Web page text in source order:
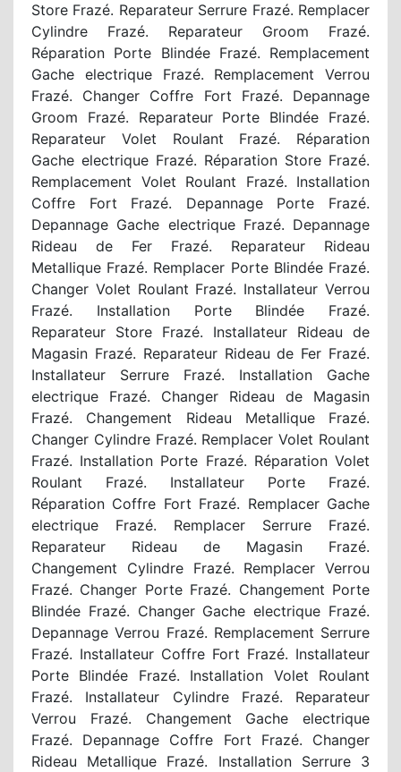
Store Frazé. Reparateur Serrure Frazé. Remplacer
Cylindre Frazé. Reparateur Groom Frazé.
Réparation Porte Blindée Frazé. Remplacement
Gache electrique Frazé. Remplacement Verrou
Frazé. Changer Coffre Fort Frazé. Depannage
Groom Frazé. Reparateur Porte Blindée Frazé.
Reparateur Volet Roulant Frazé. Réparation
Gache electrique Frazé. Réparation Store Frazé.
Remplacement Volet Roulant Frazé. Installation
Coffre Fort Frazé. Depannage Porte Frazé.
Depannage Gache electrique Frazé. Depannage
Rideau de Fer Frazé. Reparateur Rideau
Metallique Frazé. Remplacer Porte Blindée Frazé.
Changer Volet Roulant Frazé. Installateur Verrou
Frazé. Installation Porte Blindée Frazé.
Reparateur Store Frazé. Installateur Rideau de
Magasin Frazé. Reparateur Rideau de Fer Frazé.
Installateur Serrure Frazé. Installation Gache
electrique Frazé. Changer Rideau de Magasin
Frazé. Changement Rideau Metallique Frazé.
Changer Cylindre Frazé. Remplacer Volet Roulant
Frazé. Installation Porte Frazé. Réparation Volet
Roulant Frazé. Installateur Porte Frazé.
Réparation Coffre Fort Frazé. Remplacer Gache
electrique Frazé. Remplacer Serrure Frazé.
Reparateur Rideau de Magasin Frazé.
Changement Cylindre Frazé. Remplacer Verrou
Frazé. Changer Porte Frazé. Changement Porte
Blindée Frazé. Changer Gache electrique Frazé.
Depannage Verrou Frazé. Remplacement Serrure
Frazé. Installateur Coffre Fort Frazé. Installateur
Porte Blindée Frazé. Installation Volet Roulant
Frazé. Installateur Cylindre Frazé. Reparateur
Verrou Frazé. Changement Gache electrique
Frazé. Depannage Coffre Fort Frazé. Changer
Rideau Metallique Frazé. Installation Serrure 3